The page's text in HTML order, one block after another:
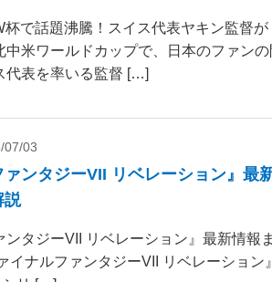
杯で話題沸騰！スイス代表ヤキン監督
中米ワールドカップで、日本のファン
代表を率いる監督 […]
07/03
ァンタジーVII リベレーション』
説
ンタジーVII リベレーション』最新情
イナルファンタジーVII リベレーション